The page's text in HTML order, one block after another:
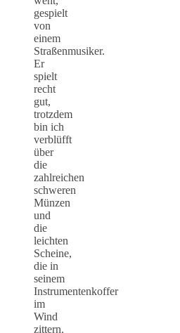
gespielt
von
einem
Straßenmusiker.
Er
spielt
recht
gut,
trotzdem
bin ich
verblüfft
über
die
zahlreichen
schweren
Münzen
und
die
leichten
Scheine,
die in
seinem
Instrumentenkoffer
im
Wind
zittern.